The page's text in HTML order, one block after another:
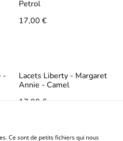
Petrol
17,00 €
-
Lacets Liberty - Margaret
Annie - Camel
17,00 €
Ce sont de petits fichiers qui nous